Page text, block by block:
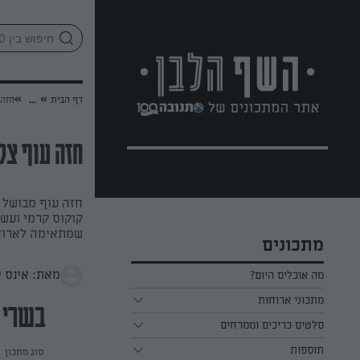
מתכונים
מה אוכלים היום?
מתכוני ארוחות
ארוחת בוקר
ארוחת צהריים
סלטים כריכים וממרחים
כל הסלטים כריכים וממרחים
תוספות
דף הבית »
...
»
חזה עוף
חזה עוף מבושל
קוקוס קרמי
שמתאימה
מאת: אינס
בשרי
סוג מתכון